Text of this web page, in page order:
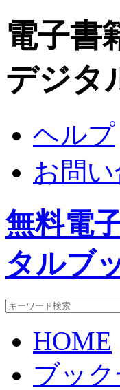
電子書
デジタ
ヘルプ
お問
無料電
タルブ
HOME
ブッ